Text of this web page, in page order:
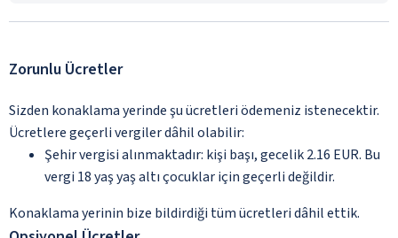
Zorunlu Ücretler
Sizden konaklama yerinde şu ücretleri ödemeniz istenecektir.
Ücretlere geçerli vergiler dâhil olabilir:
Şehir vergisi alınmaktadır: kişi başı, gecelik 2.16 EUR. Bu
vergi 18 yaş yaş altı çocuklar için geçerli değildir.
Konaklama yerinin bize bildirdiği tüm ücretleri dâhil ettik.